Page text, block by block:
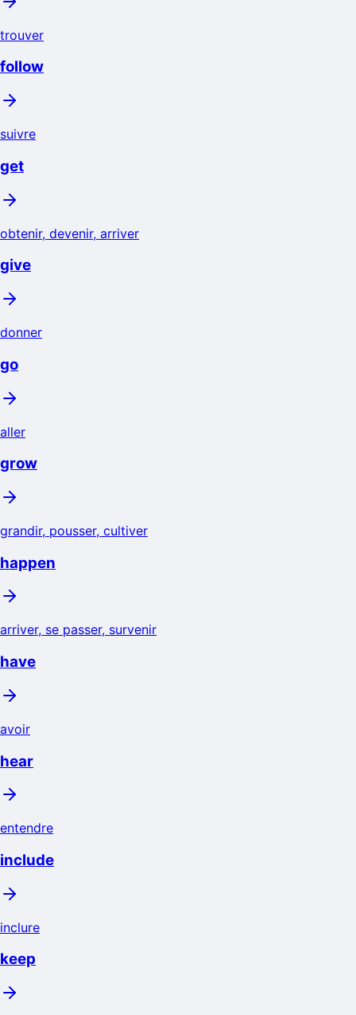
trouver
follow
suivre
get
obtenir, devenir, arriver
give
donner
go
aller
grow
grandir, pousser, cultiver
happen
arriver, se passer, survenir
have
avoir
hear
entendre
include
inclure
keep